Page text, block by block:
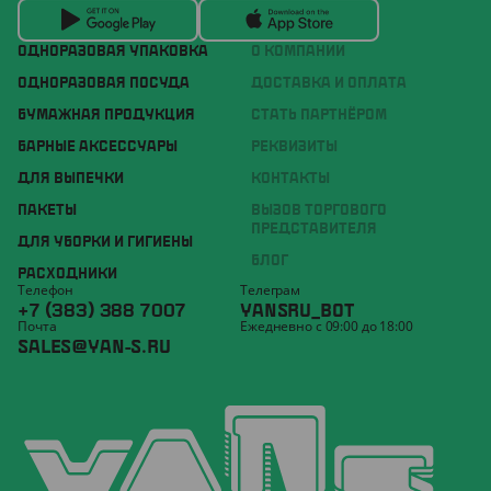
ОДНОРАЗОВАЯ УПАКОВКА
ОДНОРАЗОВАЯ ПОСУДА
БУМАЖНАЯ ПРОДУКЦИЯ
БАРНЫЕ АКСЕССУАРЫ
ДЛЯ ВЫПЕЧКИ
ПАКЕТЫ
ДЛЯ УБОРКИ И ГИГИЕНЫ
РАСХОДНИКИ
О КОМПАНИИ
ДОСТАВКА И ОПЛАТА
СТАТЬ ПАРТНЁРОМ
РЕКВИЗИТЫ
КОНТАКТЫ
ВЫЗОВ ТОРГОВОГО
ПРЕДСТАВИТЕЛЯ
БЛОГ
Телефон
+7 (383) 388 7007
Телеграм
YANSRU_BOT
Почта
SALES@YAN-S.RU
Ежедневно с 09:00 до 18:00